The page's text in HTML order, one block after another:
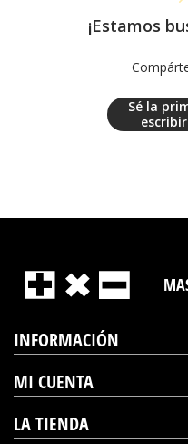
¡Estamos
Sé la
INFORMACIÓN
MI CUENTA
LA TIENDA